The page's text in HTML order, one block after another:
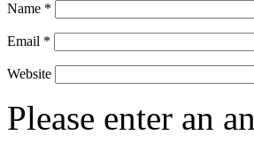
Name *
Email *
Website
Please enter an